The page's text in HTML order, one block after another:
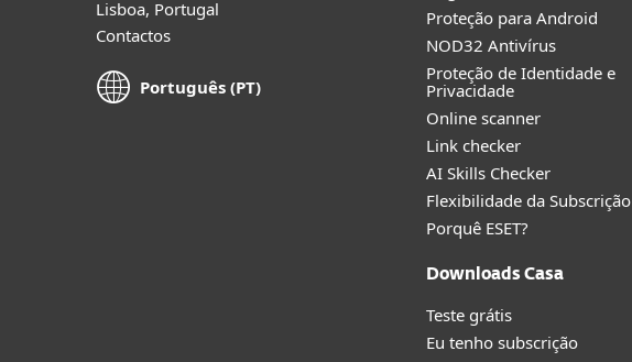
Lisboa, Portugal
Contactos
Português (PT)
Proteção para Android
NOD32 Antivírus
Proteção de Identidade e
Privacidade
Online scanner
Link checker
AI Skills Checker
Flexibilidade da Subscrição
Porquê ESET?
Downloads Casa
Teste grátis
Eu tenho subscrição